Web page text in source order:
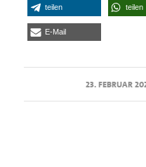
teilen teilen
E-Mail
23. FEBRUAR
/